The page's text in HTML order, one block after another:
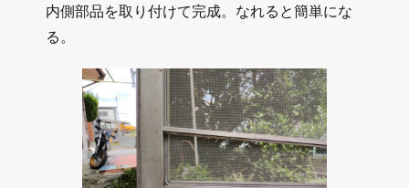
内側部品を取り付けて完成。なれると簡単にな
る。